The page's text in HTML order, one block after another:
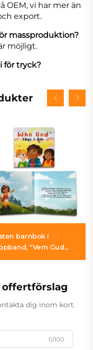
OEM, vi har mer än
export.
massproduktion?
möjligt.
för tryck?
barnbok i
"Vem Gud
dig inom kort.
0/100